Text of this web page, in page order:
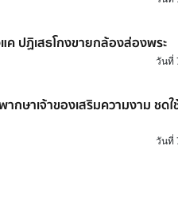
ค ปฏิเสธโกงขายกล้องส่องพระ
วันที่
กษาเจ้าของเสริมความงาม ชดใ
วันที่